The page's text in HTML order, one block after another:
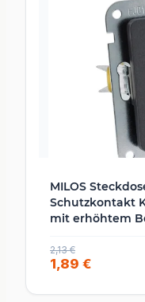
MILOS
Schutzkontakt
mit erhöhtem
2,13 €
1,89 €